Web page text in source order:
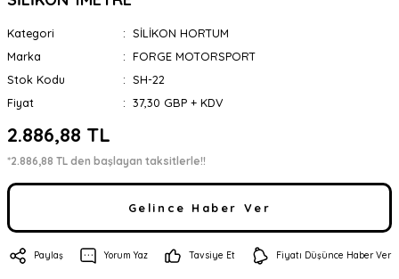
Kategori
SİLİKON HORTUM
Marka
FORGE MOTORSPORT
Stok Kodu
SH-22
Fiyat
37,30 GBP + KDV
2.886,88 TL
*2.886,88 TL den başlayan taksitlerle!!
Gelince Haber Ver
Paylaş Yorum Yaz Tavsiye Et Fiyatı Düşünce Haber Ver